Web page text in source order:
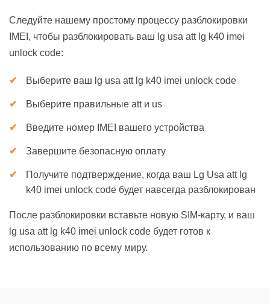
Следуйте нашему простому процессу разблокировки
IMEI, чтобы разблокировать ваш lg usa att lg k40 imei
unlock code:
Выберите ваш lg usa att lg k40 imei unlock code
Выберите правильные att и us
Введите номер IMEI вашего устройства
Завершите безопасную оплату
Получите подтверждение, когда ваш Lg Usa att lg
k40 imei unlock code будет навсегда разблокирован
После разблокировки вставьте новую SIM-карту, и ваш
lg usa att lg k40 imei unlock code будет готов к
использованию по всему миру.